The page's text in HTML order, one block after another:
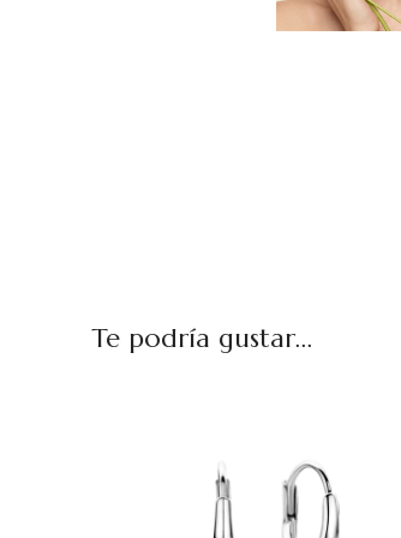
Te podría gustar...